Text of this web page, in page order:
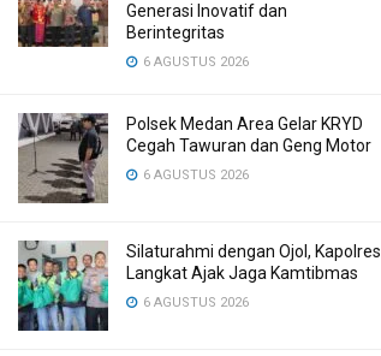
Generasi Inovatif dan
Berintegritas
6 AGUSTUS 2026
Polsek Medan Area Gelar KRYD
Cegah Tawuran dan Geng Motor
6 AGUSTUS 2026
Silaturahmi dengan Ojol, Kapolres
Langkat Ajak Jaga Kamtibmas
6 AGUSTUS 2026